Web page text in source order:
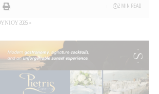
2026
2 MIN READ